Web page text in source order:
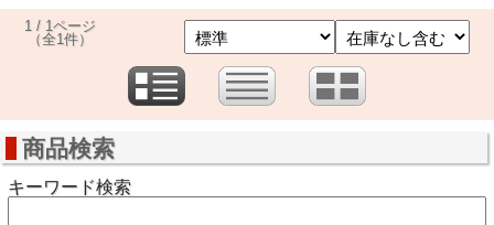
1 / 1ページ
（全1件）
商品検索
キーワード検索